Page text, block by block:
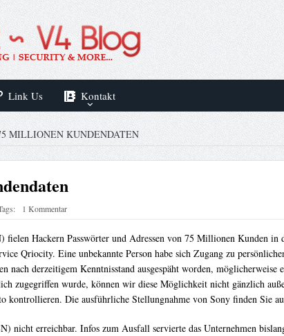
Link Us Kontakt
MILLIONEN KUNDENDATEN
1 Kommentar
Hackern Passwörter und Adressen von 75 Millionen Kunden
Qriocity. Eine unbekannte Person habe sich Zugang zu
nach derzeitigem Kenntnisstand ausgespäht worden,
zugegriffen wurde, können wir diese Möglichkeit nicht gänzlich
kontrollieren. Die ausführliche Stellungnahme von Sony finden Sie
nicht erreichbar. Infos zum Ausfall servierte das Unternehmen